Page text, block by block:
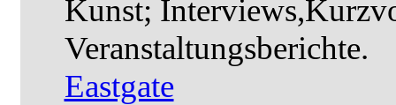
Kunst;
Veranstaltungsberichte.
Eastgate